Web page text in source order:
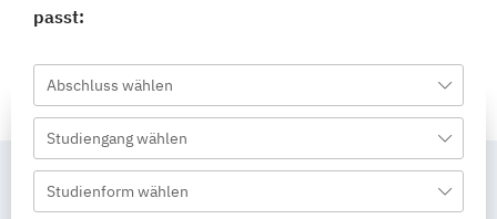
passt:
Abschluss wählen
Studiengang wählen
Studienform wählen